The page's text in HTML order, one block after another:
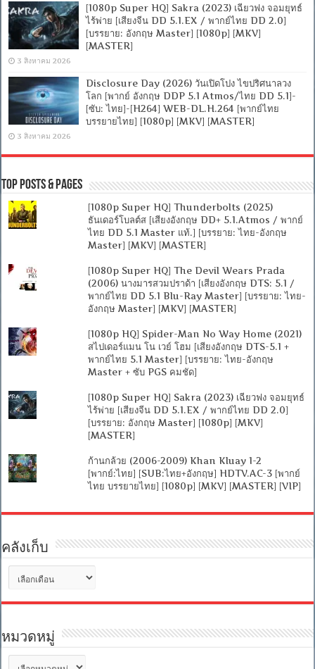
[1080p Super HQ] Sakra (2023) เฉียวฟง จอมยุทธ์
ไร้พ่าย [เสียงจีน DD 5.1.EX / พากย์ไทย DD 2.0]
[บรรยาย: อังกฤษ Master] [1080p] [MKV]
[MASTER]
3 สิงหาคม 2026
Disclosure Day (2026) วันเปิดโปง ไขปริศนาลวง
โลก [พากย์ อังกฤษ DDP 5.1 Atmos/ไทย DD 5.1]-
[ซับ: ไทย]-[H264] WEB-DL.H.264 [พากย์ไทย
บรรยายไทย] [1080p] [MKV] [MASTER]
3 สิงหาคม 2026
Top Posts & Pages
[1080p Super HQ] Thunderbolts (2025)
ธันเดอร์โบลต์ส [เสียงอังกฤษ DD+ 5.1.Atmos / พากย์
ไทย DD 5.1 Master แท้.] [บรรยาย: ไทย-อังกฤษ
Master] [MKV] [MASTER]
[1080p Super HQ] The Devil Wears Prada
(2006) นางมารสวมปราด้า [เสียงอังกฤษ DTS: 5.1 /
พากย์ไทย DD 5.1 Blu-Ray Master] [บรรยาย: ไทย-
อังกฤษ Master] [MKV] [MASTER]
[1080p HQ] Spider-Man No Way Home (2021)
สไปเดอร์แมน โน เวย์ โฮม [เสียงอังกฤษ DTS-5.1 +
พากย์ไทย 5.1 Master] [บรรยาย: ไทย-อังกฤษ
Master + ซับ PGS คมชัด]
[1080p Super HQ] Sakra (2023) เฉียวฟง จอมยุทธ์
ไร้พ่าย [เสียงจีน DD 5.1.EX / พากย์ไทย DD 2.0]
[บรรยาย: อังกฤษ Master] [1080p] [MKV]
[MASTER]
ก้านกล้วย (2006-2009) Khan Kluay 1-2
[พากย์:ไทย] [SUB:ไทย+อังกฤษ] HDTV.AC-3 [พากย์
ไทย บรรยายไทย] [1080p] [MKV] [MASTER] [VIP]
คลังเก็บ
เก็บ
หมวดหมู่